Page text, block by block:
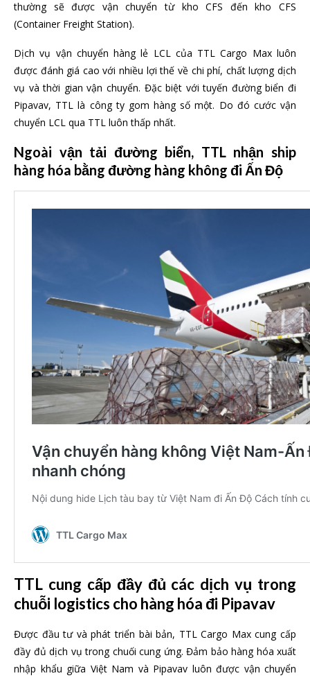
thường sẽ được vận chuyển từ kho CFS đến kho CFS
(Container Freight Station).
Dịch vụ vận chuyển hàng lẻ LCL của TTL Cargo Max luôn
được đánh giá cao với nhiều lợi thế về chi phí, chất lượng dịch
vụ và thời gian vận chuyển. Đặc biệt với tuyến đường biển đi
Pipavav, TTL là công ty gom hàng số một. Do đó cước vận
chuyển LCL qua TTL luôn thấp nhất.
Ngoài vận tải đường biển, TTL nhận ship
hàng hóa bằng đường hàng không đi Ấn Độ
TTL cung cấp đầy đủ các dịch vụ trong
chuỗi logistics cho hàng hóa đi Pipavav
Được đầu tư và phát triển bài bản, TTL Cargo Max cung cấp
đầy đủ dịch vụ trong chuối cung ứng. Đảm bảo hàng hóa xuất
nhập khẩu giữa Việt Nam và Pipavav luôn được vận chuyển